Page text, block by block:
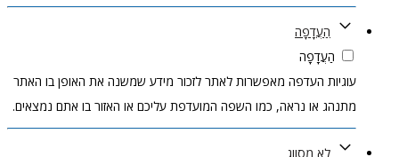
הַעֲדָפָה
הַעֲדָפָה
עוגיות העדפה מאפשרות לאתר לזכור מידע שמשנה את האופן בו האתר
מתנהג או נראה, כמו השפה המועדפת עליכם או האזור בו אתם נמצאים.
לא מסווג